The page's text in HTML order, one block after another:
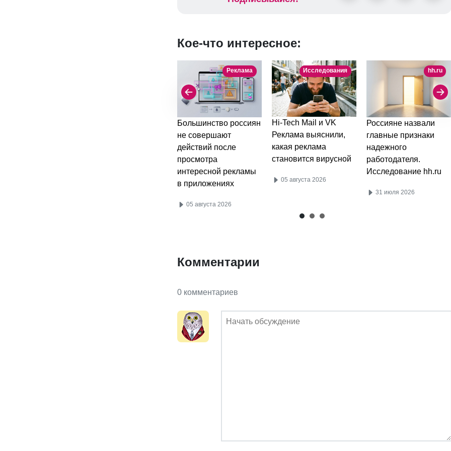
Кое-что интересное:
Реклама
Большинство россиян
не совершают
действий после
просмотра
интересной рекламы
в приложениях
05 августа 2026
Исследования
Hi-Tech Mail и VK
Реклама выяснили,
какая реклама
становится вирусной
05 августа 2026
hh.ru
Россияне назвали
главные признаки
надежного
работодателя.
Исследование hh.ru
31 июля 2026
Комментарии
0 комментариев